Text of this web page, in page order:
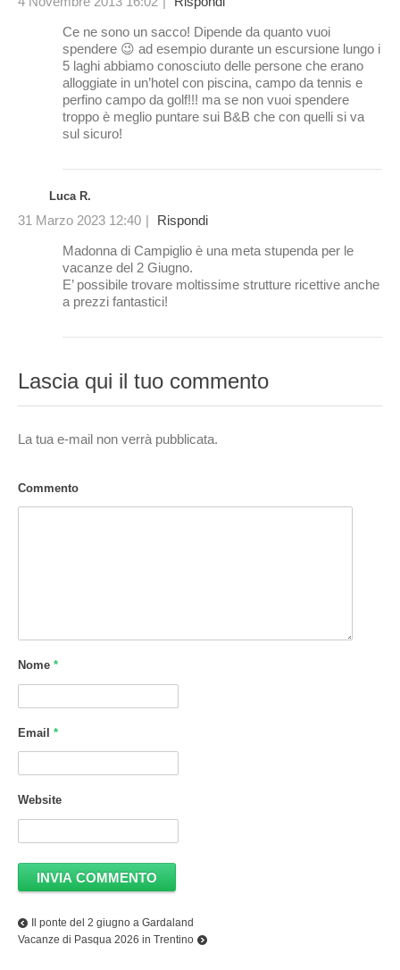
Ce ne sono un sacco! Dipende da quanto vuoi
spendere 😉 ad esempio durante un escursione lungo i
5 laghi abbiamo conosciuto delle persone che erano
alloggiate in un’hotel con piscina, campo da tennis e
perfino campo da golf!!! ma se non vuoi spendere
troppo è meglio puntare sui B&B che con quelli si va
sul sicuro!
Luca R.
31 Marzo 2023 12:40 |
Rispondi
Madonna di Campiglio è una meta stupenda per le
vacanze del 2 Giugno.
E’ possibile trovare moltissime strutture ricettive anche
a prezzi fantastici!
Lascia qui il tuo commento
La tua e-mail non verrà pubblicata.
Commento
Nome *
Email *
Website
Il ponte del 2 giugno a Gardaland
Vacanze di Pasqua 2026 in Trentino